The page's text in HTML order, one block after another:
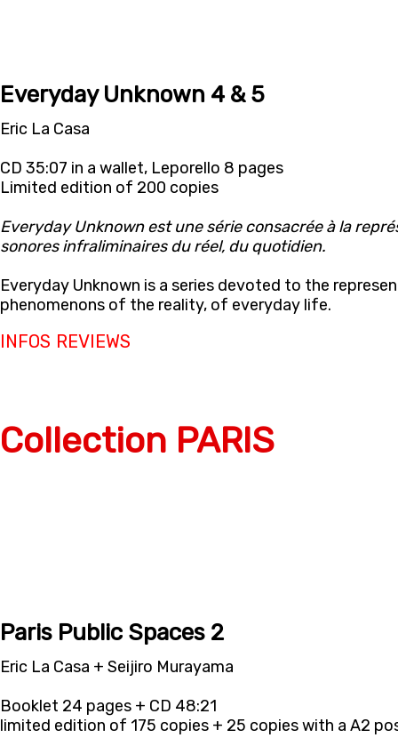
Everyday Unknown 4 & 5
Eric La Casa
CD 35:07 in a wallet, Leporello 8 pages
Limited edition of 200 copies
Everyday Unknown est une série consacrée à la
sonores infraliminaires du réel, du quotidien.
Everyday Unknown is a series devoted to the
phenomenons of the reality, of everyday life.
INFOS REVIEWS
Collection PARIS
Paris Public Spaces 2
Eric La Casa + Seijiro Murayama
Booklet 24 pages + CD 48:21
limited edition of 175 copies + 25 copies with a A2